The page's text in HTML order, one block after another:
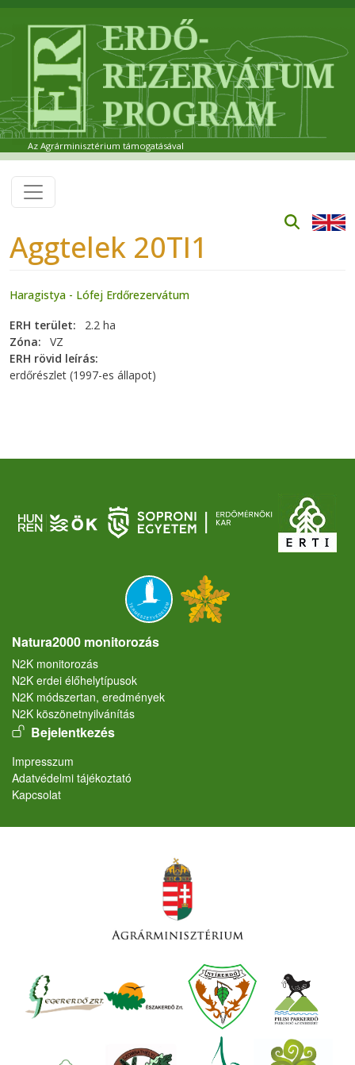
Az Agrárminisztérium támogatásával
Aggtelek 20TI1
Haragistya - Lófej Erdőrezervátum
ERH terület
2.2 ha
Zóna
VZ
ERH rövid leírás
erdőrészlet (1997-es állapot)
Natura2000 monitorozás
N2K monitorozás
N2K erdei élőhelytípusok
N2K módszertan, eredmények
N2K köszönetnyilvánítás
User account menu
Bejelentkezés
Lábléc
Impresszum
Adatvédelmi tájékoztató
Kapcsolat